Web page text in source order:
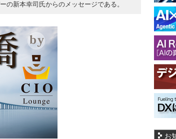
の新本幸司氏からのメッセージである。
お